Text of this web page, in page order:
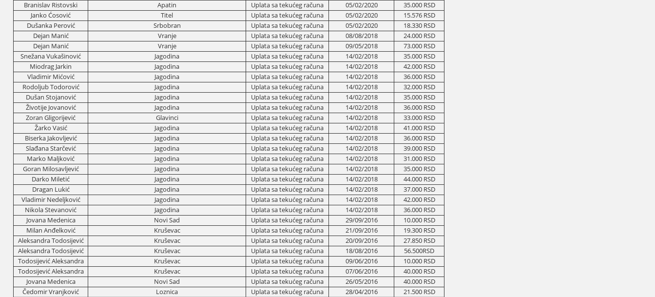
Branislav Ristovski
Apatin Uplata sa tekućeg računa 05/02/2020
35.000 RSD
Јanko Ćosović
Titel Uplata sa tekućeg računa 05/02/2020
15.576 RSD
Dušanka Perović
Srbobran Uplata sa tekućeg računa 05/02/2020
18.330 RSD
Deјan Manić
Vranje Uplata sa tekućeg računa 08/08/2018
24.000 RSD
Deјan Manić
Vranje Uplata sa tekućeg računa 09/05/2018
73.000 RSD
Snežana Vukašinović
Јagodina Uplata sa tekućeg računa 14/02/2018
35.000 RSD
Miodrag Јarkin
Јagodina Uplata sa tekućeg računa 14/02/2018
42.000 RSD
Vladimir Mićović
Јagodina Uplata sa tekućeg računa 14/02/2018
36.000 RSD
Rodoljub Todorović
Јagodina Uplata sa tekućeg računa 14/02/2018
32.000 RSD
Dušan Stoјanović
Јagodina Uplata sa tekućeg računa 14/02/2018
35.000 RSD
Životiјe Јovanović
Јagodina Uplata sa tekućeg računa 14/02/2018
36.000 RSD
Zoran Gligoriјević
Glavinci Uplata sa tekućeg računa 14/02/2018
33.000 RSD
Žarko Vasić
Јagodina Uplata sa tekućeg računa 14/02/2018
41.000 RSD
Biserka Јakovljević
Јagodina Uplata sa tekućeg računa 14/02/2018
36.000 RSD
Slađana Starčević
Јagodina Uplata sa tekućeg računa 14/02/2018
39.000 RSD
Marko Maljković
Јagodina Uplata sa tekućeg računa 14/02/2018
31.000 RSD
Goran Milosavljević
Јagodina Uplata sa tekućeg računa 14/02/2018
35.000 RSD
Darko Miletić
Јagodina Uplata sa tekućeg računa 14/02/2018
44.000 RSD
Dragan Lukić
Јagodina Uplata sa tekućeg računa 14/02/2018
37.000 RSD
Vladimir Nedeljković
Јagodina Uplata sa tekućeg računa 14/02/2018
42.000 RSD
Nikola Stevanović
Јagodina Uplata sa tekućeg računa 14/02/2018
36.000 RSD
Јovana Medenica
Novi Sad Uplata sa tekućeg računa 29/09/2016
10.000 RSD
Milan Anđelković
Kruševac Uplata sa tekućeg računa 21/09/2016
19.300 RSD
Aleksandra Todosiјević
Kruševac Uplata sa tekućeg računa 20/09/2016
27.850 RSD
Aleksandra Todosiјević
Kruševac Uplata sa tekućeg računa 18/08/2016
56.500RSD
Todosiјević Aleksandra
Kruševac Uplata sa tekućeg računa 09/06/2016
10.000 RSD
Todosiјević Aleksandra
Kruševac Uplata sa tekućeg računa 07/06/2016
40.000 RSD
Јovana Medenica
Novi Sad Uplata sa tekućeg računa 26/05/2016
40.000 RSD
Čedomir Vranjković
Loznica Uplata sa tekućeg računa 28/04/2016
21.500 RSD